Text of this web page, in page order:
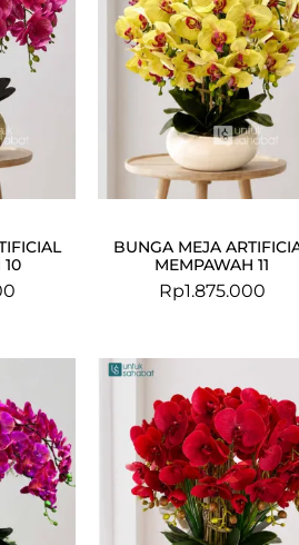
10
BUNGA MEJA
MEMPAWAH 11
Rp1.875.000